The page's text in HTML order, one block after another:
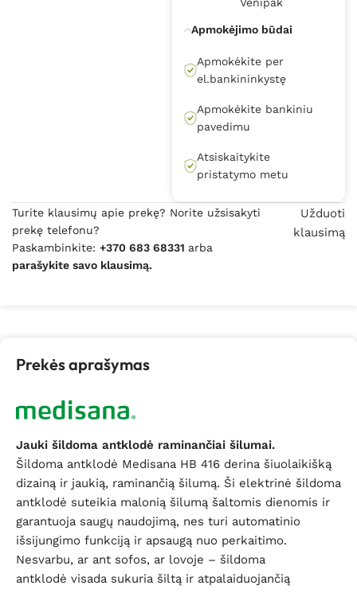
Apmokėjimo būdai
Apmokėkite per
el.bankininkystę
Apmokėkite bankiniu
pavedimu
Atsiskaitykite
pristatymo metu
Turite klausimų apie prekę? Norite užsisakyti
prekę telefonu?
Paskambinkite: +370 683 68331 arba
parašykite savo klausimą.
Užduoti
klausimą
Prekės aprašymas
Jauki šildoma antklodė raminančiai šilumai.
Šildoma antklodė Medisana HB 416 derina šiuolaikišką
dizainą ir jaukią, raminančią šilumą. Ši elektrinė šildoma
antklodė suteikia malonią šilumą šaltomis dienomis ir
garantuoja saugų naudojimą, nes turi automatinio
išsijungimo funkciją ir apsaugą nuo perkaitimo.
Nesvarbu, ar ant sofos, ar lovoje – šildoma
antklodė visada sukuria šiltą ir atpalaiduojančią